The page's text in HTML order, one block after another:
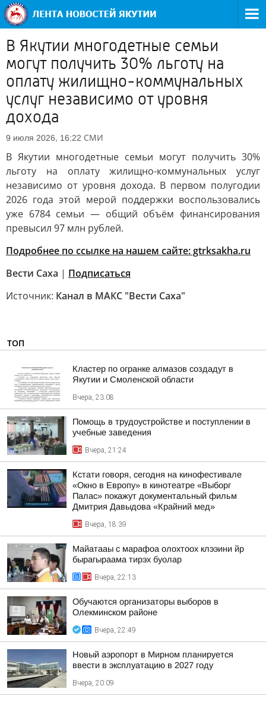
В Якутии многодетные семьи
могут получить 30% льготу на
оплату жилищно-коммунальных
услуг независимо от уровня
дохода
9 июля 2026, 16:22 СМИ
В Якутии многодетные семьи могут получить 30%
льготу на оплату жилищно-коммунальных услуг
независимо от уровня дохода. В первом полугодии
2026 года этой мерой поддержки воспользовались
уже 6784 семьи — общий объём финансирования
превысил 97 млн рублей.
Подробнее по ссылке на нашем сайте: gtrksakha.ru
Вести Саха | Подписаться
Источник: Канал в МАКС "Вести Саха"
ТОП
Кластер по огранке алмазов создадут в
Якутии и Смоленской области
Вчера, 23:08
Помощь в трудоустройстве и поступлении в
учебные заведения
Вчера, 21:24
Кстати говоря, сегодня на кинофестивале
«Окно в Европу» в кинотеатре «Выборг
Палас» покажут документальный фильм
Дмитрия Давыдова «Крайний мед»
Вчера, 18:39
Майатааы с марафоа олохтоох клээини йр
бырагыраама тирэх буолар
Вчера, 22:13
Обучаются организаторы выборов в
Олекминском районе
Вчера, 22:49
Новый аэропорт в Мирном планируется
ввести в эксплуатацию в 2027 году
Вчера, 20:09